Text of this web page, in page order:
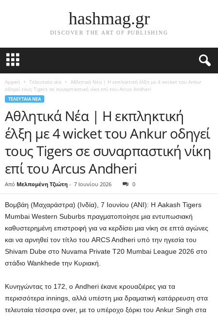
hashmag.gr
DISCOVER THE ART OF PUBLISHING
Αρχική Τελευταία νέα
Αθλητικά Νέα | Η εκπληκτική έλξη με 4 wicket του Ankur
οδηγεί τους Tigers σε συναρπαστική νίκη επί του Arcus Andheri
ΤΕΛΕΥΤΑΊΑ ΝΈΑ
Αθλητικά Νέα | Η εκπληκτική
έλξη με 4 wicket του Ankur οδηγεί
τους Tigers σε συναρπαστική νίκη
επί του Arcus Andheri
Από Μελπομένη Τζιώτη - 7 Ιουνίου 2026 0
Βομβάη (Μαχαράστρα) (Ινδία), 7 Ιουνίου (ANI): Η Aakash Tigers
Mumbai Western Suburbs πραγματοποίησε μια εντυπωσιακή
καθυστερημένη επιστροφή για να κερδίσει μια νίκη σε επτά αγώνες
και να αρνηθεί τον τίτλο του ARCS Andheri υπό την ηγεσία του
Shivam Dube στο Nuvama Private T20 Mumbai League 2026 στο
στάδιο Wankhede την Κυριακή.
Κυνηγώντας το 172, ο Andheri έκανε κρουαζιέρες για τα
περισσότερα innings, αλλά υπέστη μια δραματική κατάρρευση στα
τελευταία τέσσερα over, με το υπέροχο ξόρκι του Ankur Singh στα